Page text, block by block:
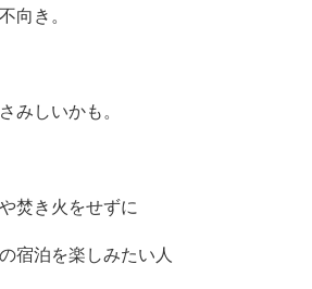
向き。
みしいかも。
焚き火をせずに
宿泊を楽しみたい人